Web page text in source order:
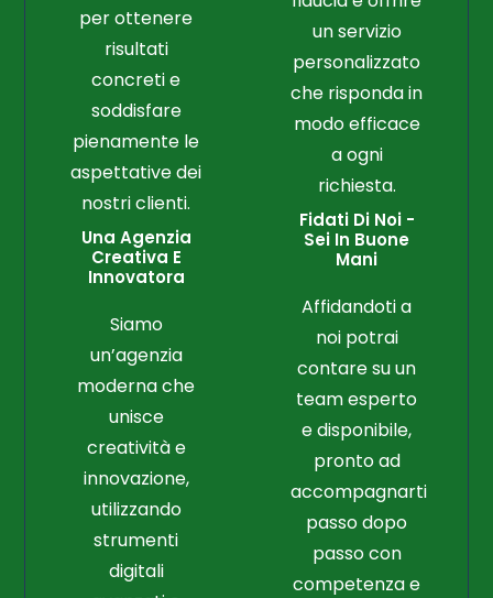
per ottenere
risultati
concreti e
soddisfare
pienamente le
aspettative dei
nostri clienti.
Una Agenzia
Creativa E
Innovatora
Siamo
un’agenzia
moderna che
unisce
creatività e
innovazione,
utilizzando
strumenti
digitali
un servizio
personalizzato
che risponda in
modo efficace
a ogni
richiesta.
Fidati Di Noi -
Sei In Buone
Mani
Affidandoti a
noi potrai
contare su un
team esperto
e disponibile,
pronto ad
accompagnarti
passo dopo
passo con
competenza e